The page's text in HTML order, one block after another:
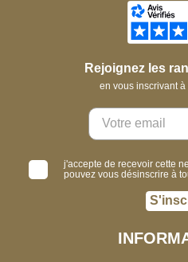
Rejoignez les
en vous inscrivant
j'accepte de recevoir cette
pouvez vous désinscrire à